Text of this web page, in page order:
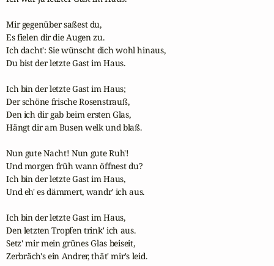
Mir gegenüber saßest du,
Es fielen dir die Augen zu.
Ich dacht': Sie wünscht dich wohl hinaus,
Du bist der letzte Gast im Haus.
Ich bin der letzte Gast im Haus;
Der schöne frische Rosenstrauß,
Den ich dir gab beim ersten Glas,
Hängt dir am Busen welk und blaß.
Nun gute Nacht! Nun gute Ruh'!
Und morgen früh wann öffnest du?
Ich bin der letzte Gast im Haus,
Und eh' es dämmert, wandr' ich aus.
Ich bin der letzte Gast im Haus,
Den letzten Tropfen trink' ich aus.
Setz' mir mein grünes Glas beiseit,
Zerbräch's ein Andrer, thät' mir's leid.